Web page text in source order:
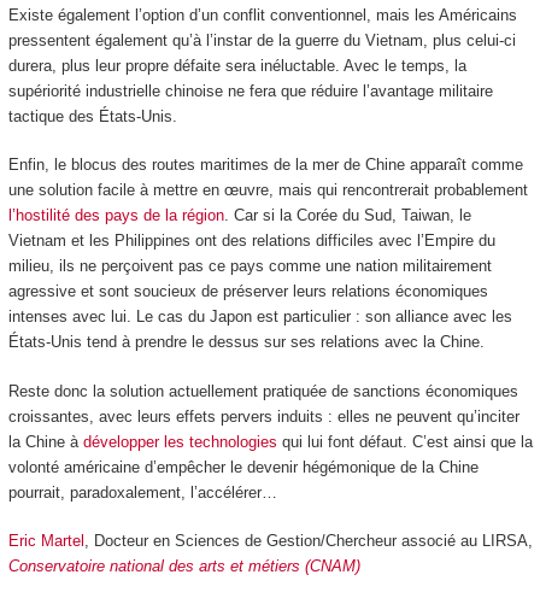
Existe également l’option d’un conflit conventionnel, mais les Américains
pressentent également qu’à l’instar de la guerre du Vietnam, plus celui-ci
durera, plus leur propre défaite sera inéluctable. Avec le temps, la
supériorité industrielle chinoise ne fera que réduire l’avantage militaire
tactique des États-Unis.
Enfin, le blocus des routes maritimes de la mer de Chine apparaît comme
une solution facile à mettre en œuvre, mais qui rencontrerait probablement
l’hostilité des pays de la région. Car si la Corée du Sud, Taiwan, le
Vietnam et les Philippines ont des relations difficiles avec l’Empire du
milieu, ils ne perçoivent pas ce pays comme une nation militairement
agressive et sont soucieux de préserver leurs relations économiques
intenses avec lui. Le cas du Japon est particulier : son alliance avec les
États-Unis tend à prendre le dessus sur ses relations avec la Chine.
Reste donc la solution actuellement pratiquée de sanctions économiques
croissantes, avec leurs effets pervers induits : elles ne peuvent qu’inciter
la Chine à développer les technologies qui lui font défaut. C’est ainsi que la
volonté américaine d’empêcher le devenir hégémonique de la Chine
pourrait, paradoxalement, l’accélérer…
Eric Martel , Docteur en Sciences de Gestion/Chercheur associé au LIRSA,
Conservatoire national des arts et métiers (CNAM)